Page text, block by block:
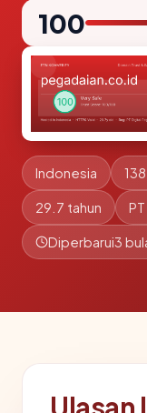
100
Indonesia
29.7 tahun
Diperbarui3